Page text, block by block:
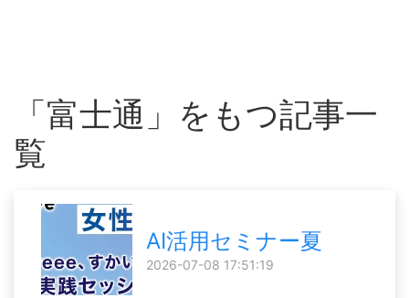
「富士通」をもつ記事一
覧
AI活用セミナー夏
2026-07-08 17:51:19